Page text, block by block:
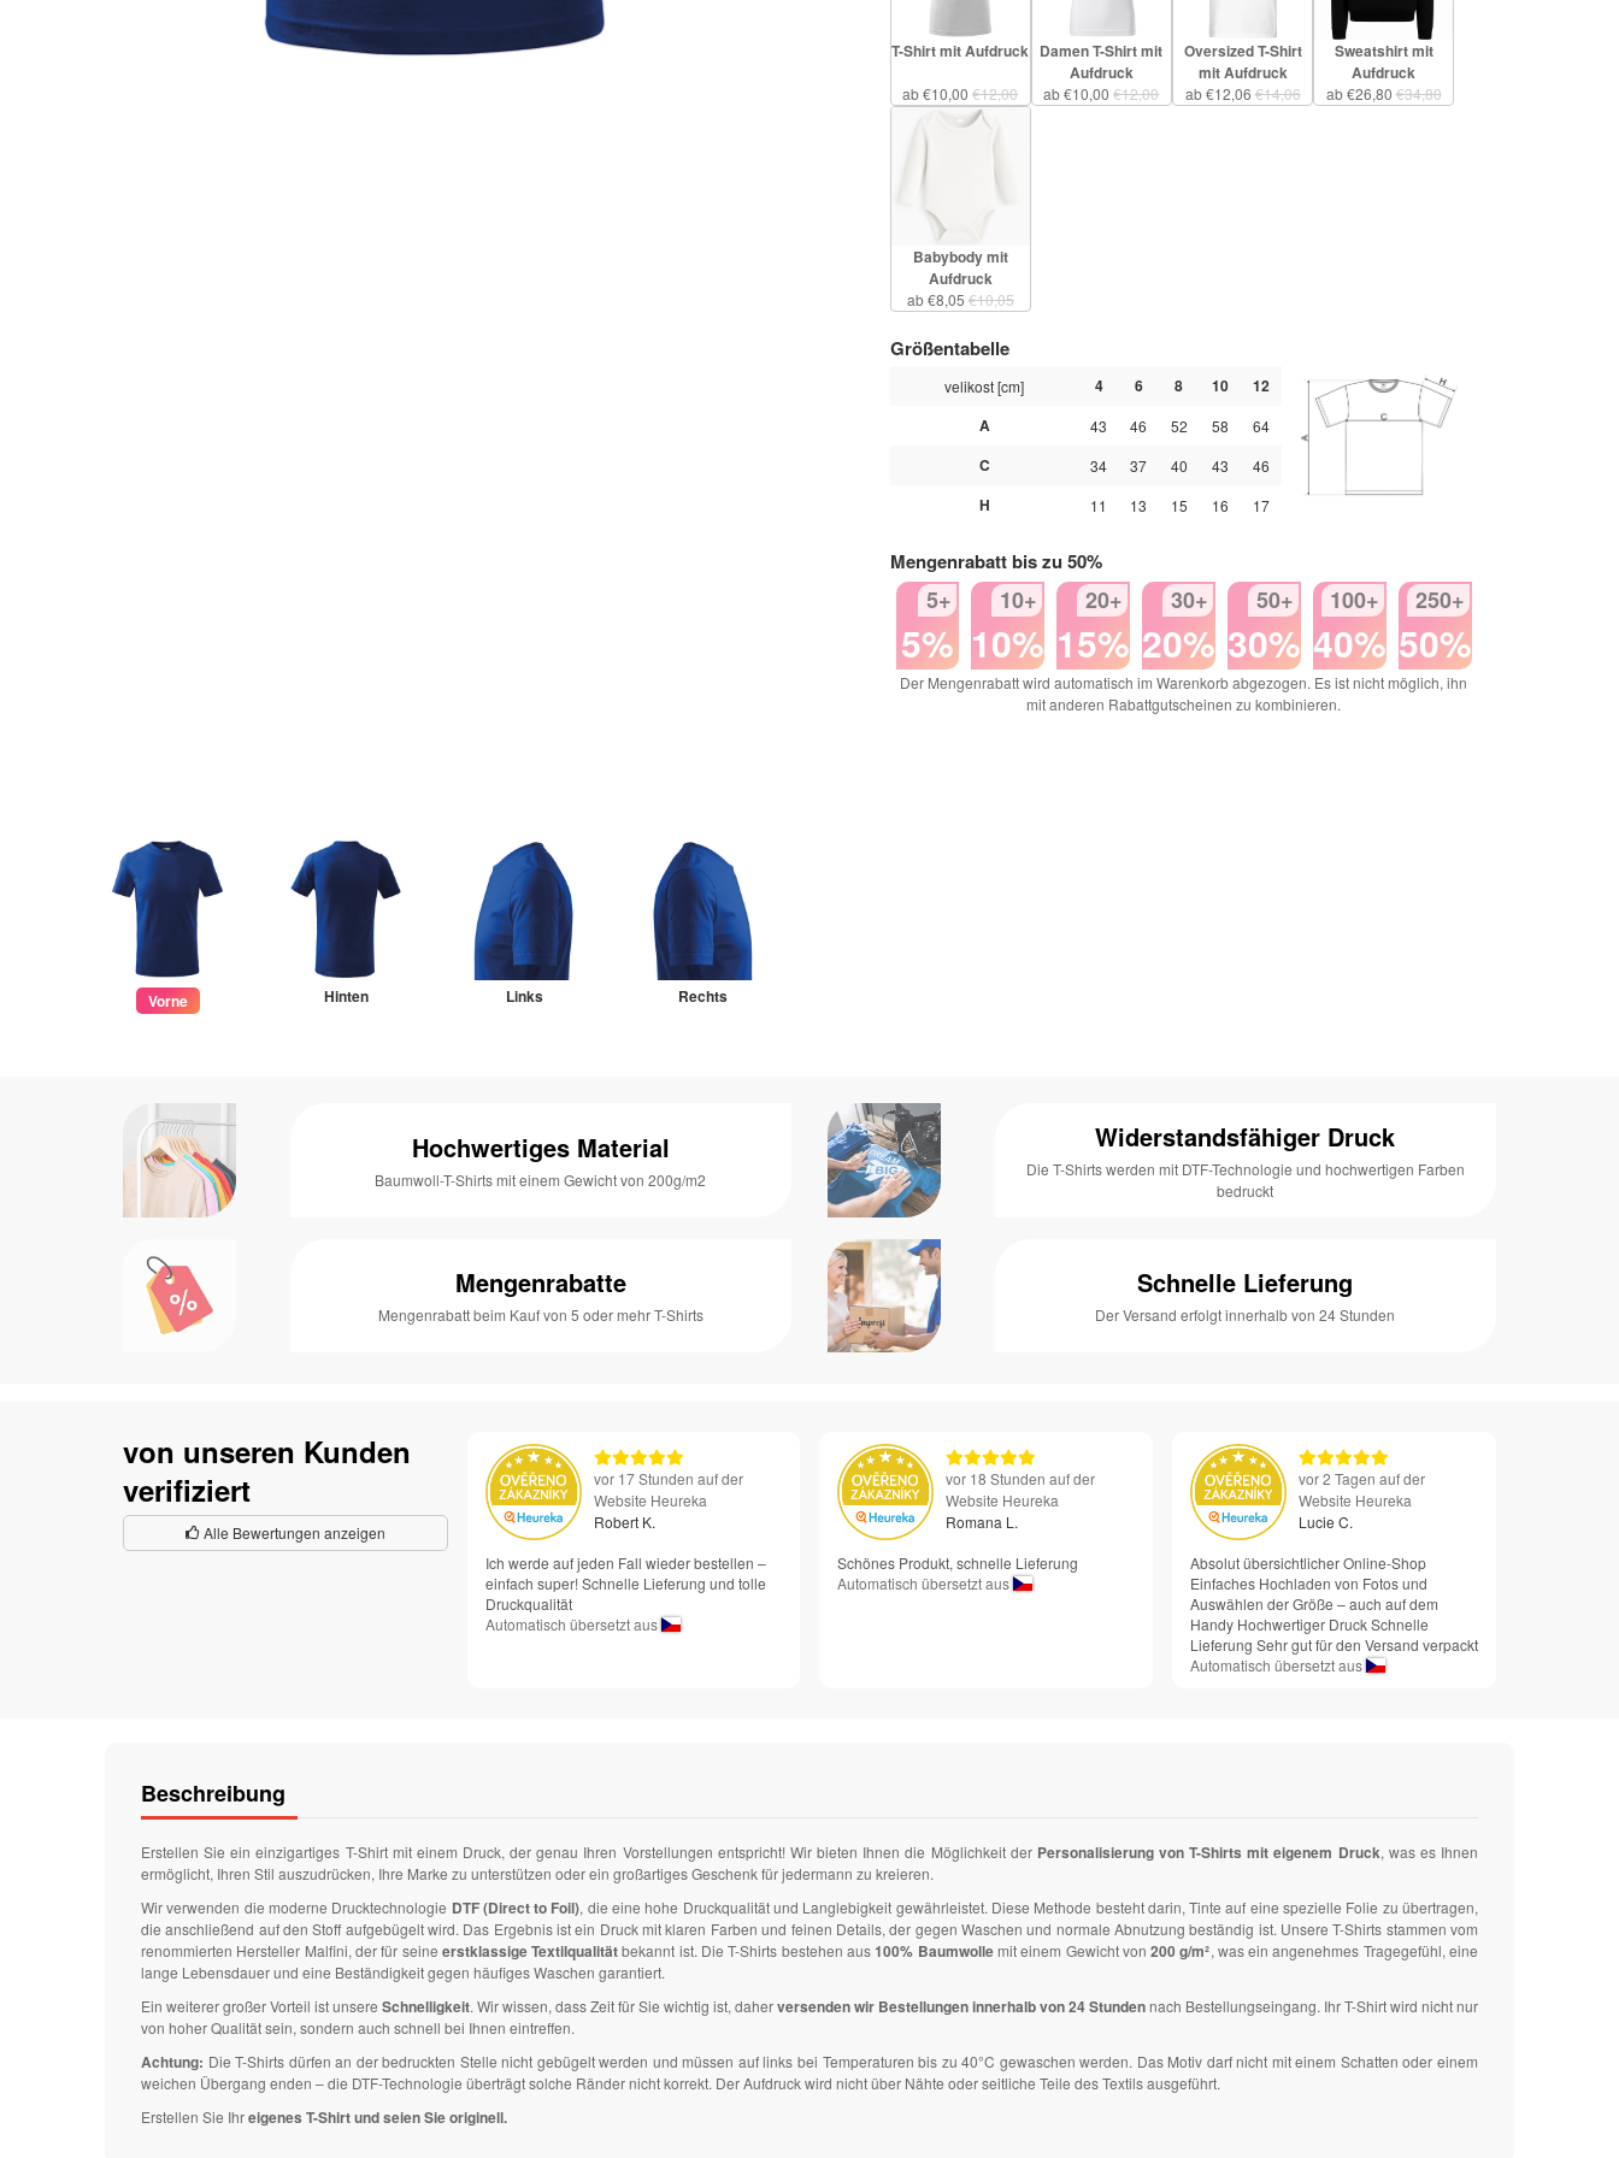
Vorne Hinten Links Rechts
T-Shirt mit Aufdruck
ab €10,00€12,00
Damen T-Shirt mit
Aufdruck
ab €10,00€12,00
Oversized T-Shirt
mit Aufdruck
ab €12,06€14,06
Sweatshirt mit
Aufdruck
ab €26,80 €34,80
Babybody mit
Aufdruck
ab €8,05 €10,05
Größentabelle
velikost [cm] 4 6 8 10
12
A
43 46 52 58 64
C 34 37 40 43 46
H 11 13 15 16 17
Mengenrabatt bis zu 50%
5+
5%
10+
10%
20+
15%
30+
20%
50+
30%
100+
40%
250+
50%
Der Mengenrabatt wird automatisch im Warenkorb abgezogen. Es ist nicht möglich, ihn
mit anderen Rabattgutscheinen zu kombinieren.
Hochwertiges Material
Baumwoll-T-Shirts mit einem Gewicht von 200g/m2
Widerstandsfähiger Druck
Die T-Shirts werden mit DTF-Technologie und hochwertigen Farben
bedruckt
Mengenrabatte
Mengenrabatt beim Kauf von 5 oder mehr T-Shirts
Schnelle Lieferung
Der Versand erfolgt innerhalb von 24 Stunden
von unseren Kunden
verifiziert
Alle Bewertungen anzeigen
vor 17 Stunden auf der
Website Heureka
Robert K.
Ich werde auf jeden Fall wieder bestellen –
einfach super! Schnelle Lieferung und tolle
Druckqualität
Automatisch übersetzt aus
vor 18 Stunden auf der
Website Heureka
Romana L.
Schönes Produkt, schnelle Lieferung
Automatisch übersetzt aus
vor 2 Tagen auf der
Website Heureka
Lucie C.
Absolut übersichtlicher Online-Shop
Einfaches Hochladen von Fotos und
Auswählen der Größe – auch auf dem
Handy Hochwertiger Druck Schnelle
Lieferung Sehr gut für den Versand verpackt
Automatisch übersetzt aus
Beschreibung
Erstellen Sie ein einzigartiges T-Shirt mit einem Druck, der genau Ihren Vorstellungen entspricht! Wir bieten Ihnen die Möglichkeit der Personalisierung von T-Shirts mit eigenem Druck, was es Ihnen
ermöglicht, Ihren Stil auszudrücken, Ihre Marke zu unterstützen oder ein großartiges Geschenk für jedermann zu kreieren.
Wir verwenden die moderne Drucktechnologie DTF (Direct to Foil), die eine hohe Druckqualität und Langlebigkeit gewährleistet. Diese Methode besteht darin, Tinte auf eine spezielle Folie zu übertragen,
die anschließend auf den Stoff aufgebügelt wird. Das Ergebnis ist ein Druck mit klaren Farben und feinen Details, der gegen Waschen und normale Abnutzung beständig ist. Unsere T-Shirts stammen vom
renommierten Hersteller Malfini, der für seine erstklassige Textilqualitätbekannt ist. Die T-Shirts bestehen aus100% Baumwollemit einem Gewicht von200 g/m², was ein angenehmes Tragegefühl, eine
lange Lebensdauer und eine Beständigkeit gegen häufiges Waschen garantiert.
Ein weiterer großer Vorteil ist unsere Schnelligkeit. Wir wissen, dass Zeit für Sie wichtig ist, daherversenden wir Bestellungen innerhalb von 24 Stundennach Bestellungseingang. Ihr T-Shirt wird nicht nur
von hoher Qualität sein, sondern auch schnell bei Ihnen eintreffen.
Achtung: Die T-Shirts dürfen an der bedruckten Stelle nicht gebügelt werden und müssen auf links bei Temperaturen bis zu 40°C gewaschen werden. Das Motiv darf nicht mit einem Schatten oder einem
weichen Übergang enden – die DTF-Technologie überträgt solche Ränder nicht korrekt. Der Aufdruck wird nicht über Nähte oder seitliche Teile des Textils ausgeführt.
Erstellen Sie Ihreigenes T-Shirt und seien Sie originell.